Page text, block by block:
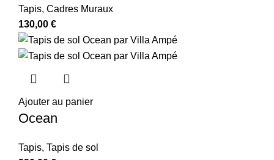
Tapis, Cadres Muraux
130,00 €
Ajouter au panier
Ocean
Tapis, Tapis de sol